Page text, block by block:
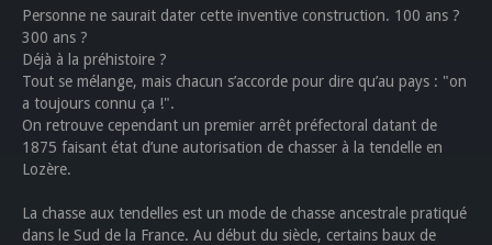
Personne ne saurait dater cette inventive construction. 100 ans ?
300 ans ?
Déjà à la préhistoire ?
Tout se mélange, mais chacun s’accorde pour dire qu’au pays : "on
a toujours connu ça !".
On retrouve cependant un premier arrêt préfectoral datant de
1875 faisant état d’une autorisation de chasser à la tendelle en
Lozère.
La chasse aux tendelles est un mode de chasse ancestrale pratiqué
dans le Sud de la France. Au début du siècle, certains baux de